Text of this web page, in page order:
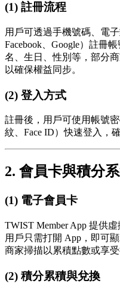
(1) 註冊流程
用戶可透過手機號碼、電
Facebook、Google）註冊
名、生日、性別等，部分
以確保權益同步。
(2) 登入方式
註冊後，用戶可使用帳號
紋、Face ID）快速登入，
2. 會員卡與積分
(1) 電子會員卡
TWIST Member App 提供
用戶只需打開 App，即可
商家掃描以累積點數或享受
(2) 積分累積與兌換